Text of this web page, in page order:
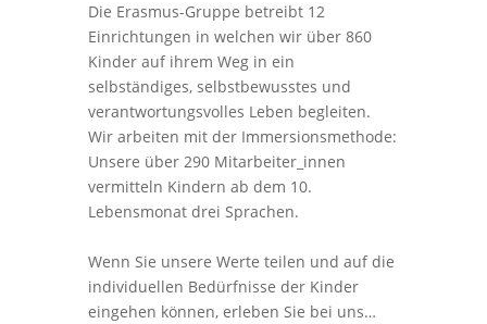
Die Erasmus-Gruppe betreibt 12
Einrichtungen in welchen wir über 860
Kinder auf ihrem Weg in ein
selbständiges, selbstbewusstes und
verantwortungsvolles Leben begleiten.
Wir arbeiten mit der Immersionsmethode:
Unsere über 290 Mitarbeiter_innen
vermitteln Kindern ab dem 10.
Lebensmonat drei Sprachen.
Wenn Sie unsere Werte teilen und auf die
individuellen Bedürfnisse der Kinder
eingehen können, erleben Sie bei uns…